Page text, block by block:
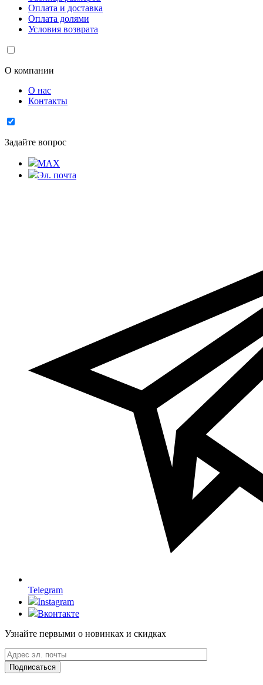
Оплата и доставка
Оплата долями
Условия возврата
О компании
О нас
Контакты
Задайте вопрос
MAX
Эл. почта
Telegram
Instagram
Вконтакте
Узнайте первыми о новинках и скидках